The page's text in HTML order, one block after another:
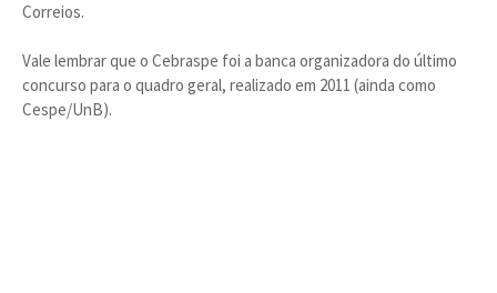
Correios.
Vale lembrar que o Cebraspe foi a banca organizadora do último
concurso para o quadro geral, realizado em 2011 (ainda como
Cespe/UnB).